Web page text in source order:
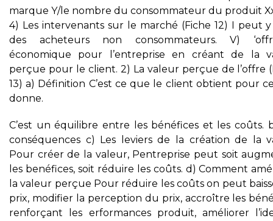
marque Y/le nombre du consommateur du produit
4) Les intervenants sur le marché (Fiche 12) I peut
des acheteurs non consommateurs. V)
économique pour l’entreprise en créant de la
perçue pour le client. 2) La valeur perçue de l’offre
13) a) Définition C’est ce que le client obtient pour
donne.
C’est un équilibre entre les bénéfices et les coûts.
conséquences c) Les leviers de la création de la
Pour créer de la valeur, Pentreprise peut soit
les benéfices, soit réduire les coûts. d) Comment
la valeur perçue Pour réduire les coûts on peut
prix, modifier la perception du prix, accroître les
renforçant les erformances produit, améliorer